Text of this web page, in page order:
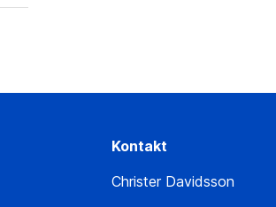
Kontakt
Christer Davidsson